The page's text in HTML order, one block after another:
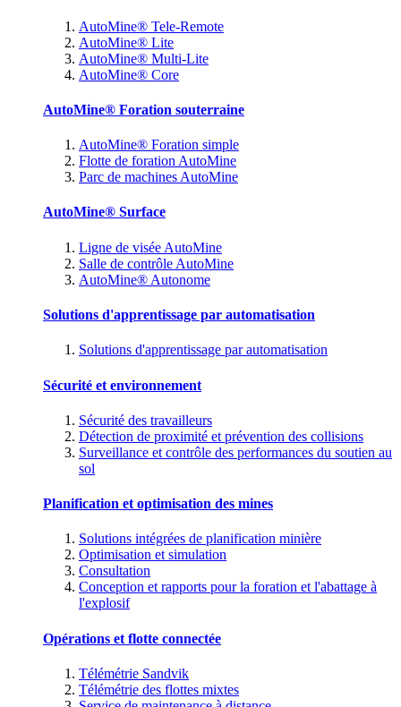
AutoMine® Tele-Remote
AutoMine® Lite
AutoMine® Multi-Lite
AutoMine® Core
AutoMine® Foration souterraine
AutoMine® Foration simple
Flotte de foration AutoMine
Parc de machines AutoMine
AutoMine® Surface
Ligne de visée AutoMine
Salle de contrôle AutoMine
AutoMine® Autonome
Solutions d'apprentissage par automatisation
Solutions d'apprentissage par automatisation
Sécurité et environnement
Sécurité des travailleurs
Détection de proximité et prévention des collisions
Surveillance et contrôle des performances du soutien au
sol
Planification et optimisation des mines
Solutions intégrées de planification minière
Optimisation et simulation
Consultation
Conception et rapports pour la foration et l'abattage à
l'explosif
Opérations et flotte connectée
Télémétrie Sandvik
Télémétrie des flottes mixtes